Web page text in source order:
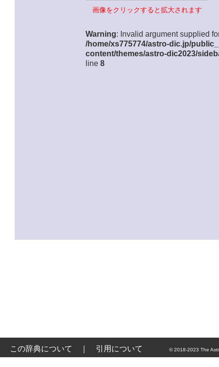
画像をクリックすると拡大されます
Warning: Invalid argument supplied
/home/xs775774/astro-dic.jp/
content/themes/astro-dic2023/
line 8
この辞典について 引用について © 2018-2023 The